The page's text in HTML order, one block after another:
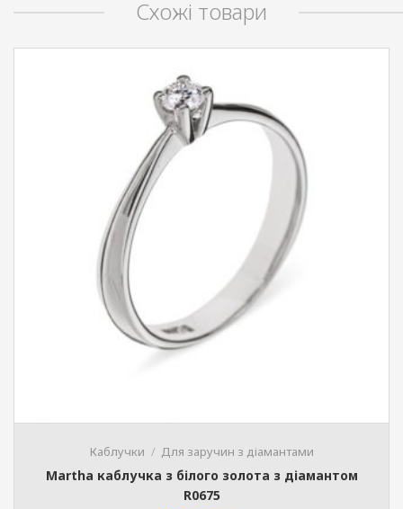
Схожі товари
Каблучки Для заручин з діамантами
Martha каблучка з білого золота з діамантом
R0675